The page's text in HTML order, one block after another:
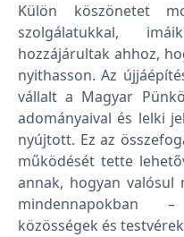
Külön köszönetet
szolgálatukkal,
hozzájárultak ahhoz,
nyithasson. Az
vállalt a Magyar
adományaival és lelki
nyújtott. Ez az
működését tette
annak, hogyan valósul
mindennapokban
közösségek és